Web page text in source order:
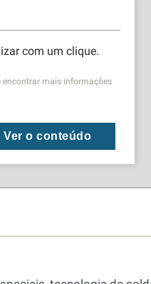
com um clique.
encontrar mais informações
Ver o conteúdo